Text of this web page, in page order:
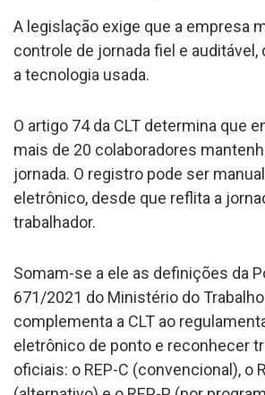
A legislação exige que a empresa
controle de jornada fiel e auditável,
a tecnologia usada.
O artigo 74 da CLT determina que
mais de 20 colaboradores
jornada. O registro pode ser
eletrônico, desde que reflita a
trabalhador.
Somam-se a ele as definições da
671/2021 do Ministério do
complementa a CLT ao
eletrônico de ponto e reconhecer
oficiais: o REP-C (convencional), o